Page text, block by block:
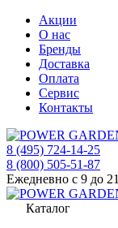
Акции
О нас
Бренды
Доставка
Оплата
Сервис
Контакты
8 (495) 724-14-25
8 (800) 505-51-87
Ежедневно с 9 до 21
Каталог